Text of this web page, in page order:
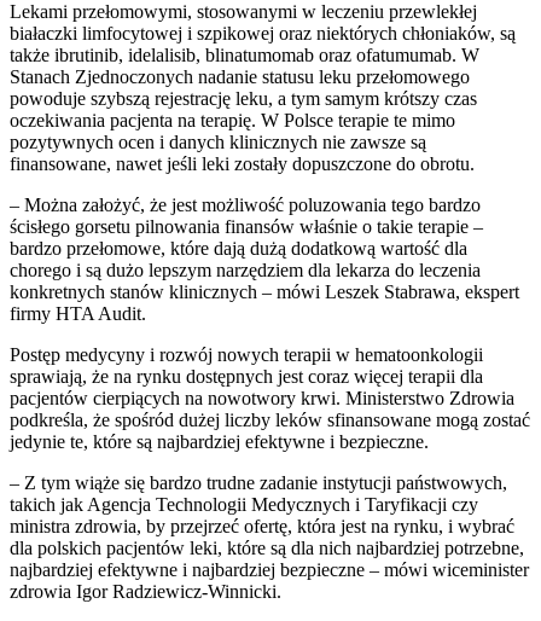
Lekami przełomowymi, stosowanymi w leczeniu przewlekłej
białaczki limfocytowej i szpikowej oraz niektórych chłoniaków, są
także ibrutinib, idelalisib, blinatumomab oraz ofatumumab. W
Stanach Zjednoczonych nadanie statusu leku przełomowego
powoduje szybszą rejestrację leku, a tym samym krótszy czas
oczekiwania pacjenta na terapię. W Polsce terapie te mimo
pozytywnych ocen i danych klinicznych nie zawsze są
finansowane, nawet jeśli leki zostały dopuszczone do obrotu.
– Można założyć, że jest możliwość poluzowania tego bardzo
ścisłego gorsetu pilnowania finansów właśnie o takie terapie –
bardzo przełomowe, które dają dużą dodatkową wartość dla
chorego i są dużo lepszym narzędziem dla lekarza do leczenia
konkretnych stanów klinicznych – mówi Leszek Stabrawa, ekspert
firmy HTA Audit.
Postęp medycyny i rozwój nowych terapii w hematoonkologii
sprawiają, że na rynku dostępnych jest coraz więcej terapii dla
pacjentów cierpiących na nowotwory krwi. Ministerstwo Zdrowia
podkreśla, że spośród dużej liczby leków sfinansowane mogą zostać
jedynie te, które są najbardziej efektywne i bezpieczne.
– Z tym wiąże się bardzo trudne zadanie instytucji państwowych,
takich jak Agencja Technologii Medycznych i Taryfikacji czy
ministra zdrowia, by przejrzeć ofertę, która jest na rynku, i wybrać
dla polskich pacjentów leki, które są dla nich najbardziej potrzebne,
najbardziej efektywne i najbardziej bezpieczne – mówi wiceminister
zdrowia Igor Radziewicz-Winnicki.